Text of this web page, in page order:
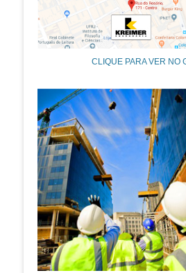
CLIQUE PARA VER NO